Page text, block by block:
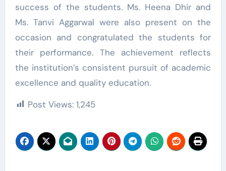
success of the students. Ms. Heena Dhir and
Ms. Tanvi Aggarwal were also present on the
occasion and congratulated the students for
their performance. The achievement reflects
the institution’s consistent pursuit of academic
excellence and quality education.
Post Views: 1,245